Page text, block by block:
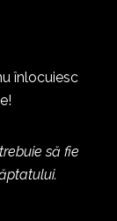
înlocuiesc
să fie